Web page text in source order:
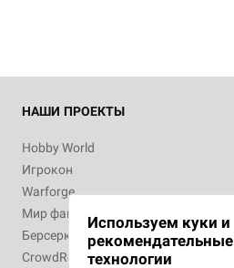
НАШИ ПРОЕКТЫ
Hobby World
Игрокон
Warforge
Мир фантастики
Берсерк
CrowdRepublic
Используем куки и
рекомендательные
технологии